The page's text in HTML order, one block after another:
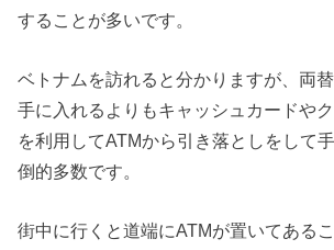
することが多いです。
ベトナムを訪れると分かりますが、両
手に入れるよりもキャッシュカードや
を利用してATMから引き落としをして
倒的多数です。
街中に行くと道端にATMが置いてある